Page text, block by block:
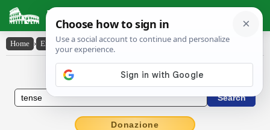
Latin Dictionary
Home › English-Latin › tense
English to Latin Dictionary
Donazione